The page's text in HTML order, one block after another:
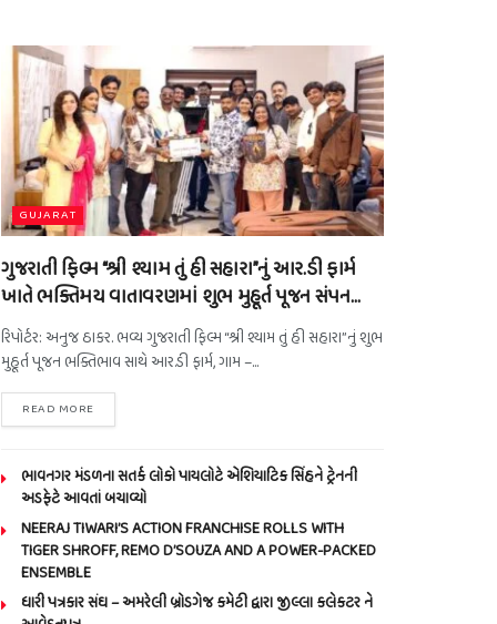
GUJARAT
ગુજરાતી ફિલ્મ “શ્રી શ્યામ તું હી સહારા”નું આર.ડી ફાર્મ
ખાતે ભક્તિમય વાતાવરણમાં શુભ મુહૂર્ત પૂજન સંપન…
રિપોર્ટર: અનુજ ઠાકર. ભવ્ય ગુજરાતી ફિલ્મ “શ્રી શ્યામ તું હી સહારા”નું શુભ
મુહૂર્ત પૂજન ભક્તિભાવ સાથે આર.ડી ફાર્મ, ગામ –...
READ MORE
ભાવનગર મંડળના સતર્ક લોકો પાયલોટે એશિયાટિક સિંહને ટ્રેનની
અડફેટે આવતાં બચાવ્યો
NEERAJ TIWARI’S ACTION FRANCHISE ROLLS WITH
TIGER SHROFF, REMO D’SOUZA AND A POWER-PACKED
ENSEMBLE
ધારી પત્રકાર સંઘ – અમરેલી બ્રોડગેજ કમેટી દ્વારા જીલ્લા કલેકટર ને